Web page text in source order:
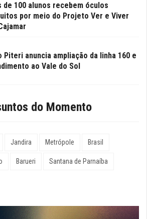
de 100 alunos recebem óculos
por meio do Projeto Ver e Viver
Piteri anuncia ampliação da linha 160 e
ao Vale do Sol
do Momento
Jandira Metrópole Brasil
Barueri Santana de Parnaíba